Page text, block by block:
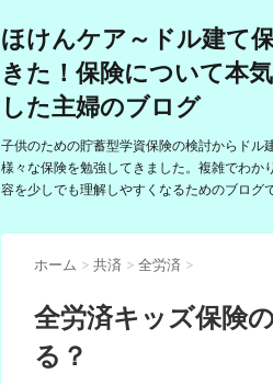
ほけんケア～ドル建て
きた！保険について本
した主婦のブログ
子供のための貯蓄型学資保険の検討からドル
様々な保険を勉強してきました。複雑でわか
容を少しでも理解しやすくなるためのブログで
ホーム > 共済 > 全労済 >
全労済キッズ保険
る？